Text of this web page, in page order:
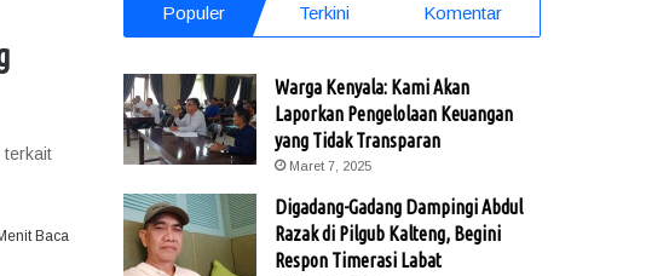
terkait
Baca
Populer Terkini Komentar
Warga Kenyala: Kami Akan
Laporkan Pengelolaan Keuangan
yang Tidak Transparan
Maret 7, 2025
Digadang-Gadang Dampingi Abdul
Razak di Pilgub Kalteng, Begini
Respon Timerasi Labat